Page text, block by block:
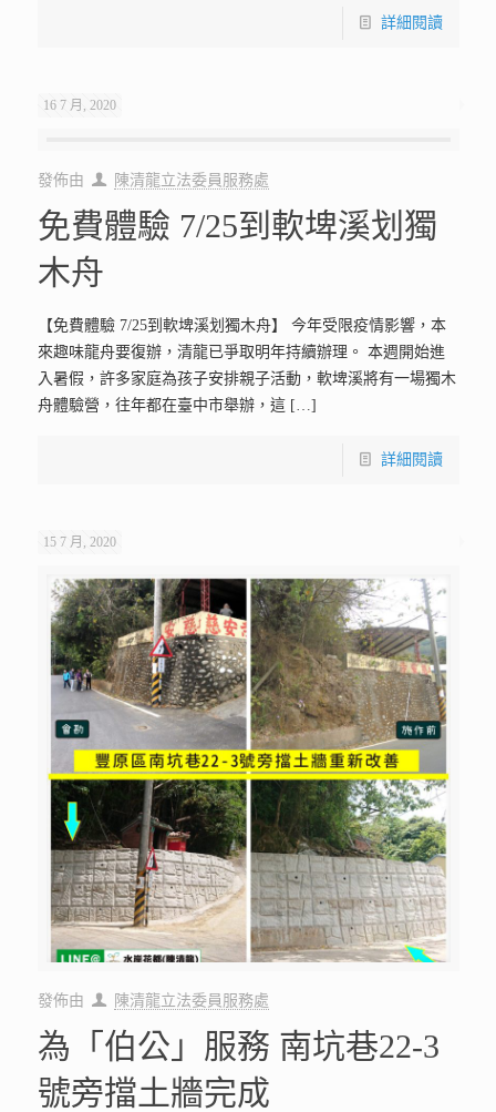
詳細閱讀
16 7 月, 2020
發佈由 陳清龍立法委員服務處
免費體驗 7/25到軟埤溪划獨
木舟
【免費體驗 7/25到軟埤溪划獨木舟】 今年受限疫情影響，本
來趣味龍舟要復辦，清龍已爭取明年持續辦理。 本週開始進
入暑假，許多家庭為孩子安排親子活動，軟埤溪將有一場獨木
舟體驗營，往年都在臺中市舉辦，這[…]
詳細閱讀
15 7 月, 2020
發佈由 陳清龍立法委員服務處
為「伯公」服務 南坑巷22-3
號旁擋土牆完成